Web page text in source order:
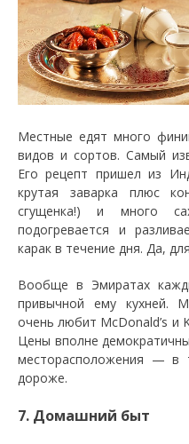
Местные едят много
видов и сортов. Самый
Его рецепт пришел из
крутая заварка плюс
сгущенка!) и много
подогревается и
карак в течение дня. Да,
Вообще в Эмиратах
привычной ему кухней.
очень любит McDonald’s
Цены вполне
месторасположения — в
дороже.
7. Домашний быт